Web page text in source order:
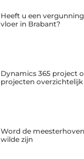
Heeft u een
vloer in Brabant?
Dynamics 365 project
projecten overzichtelijk
Word de
wilde zijn